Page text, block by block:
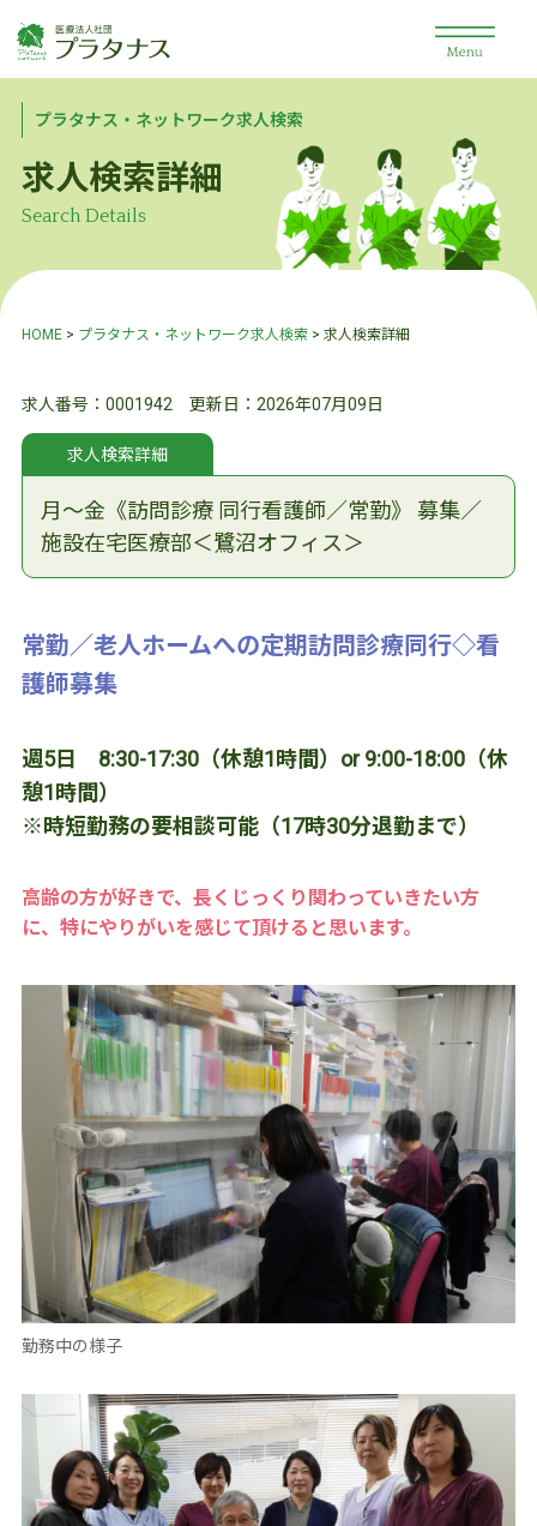
プラタナス・ネットワーク求人検索
求人検索詳細
Search Details
HOME> プラタナス・ネットワーク求人検索> 求人検索詳細
求人番号：0001942 更新日：2026年07月09日
求人検索詳細
月～金《訪問診療 同行看護師／常勤》 募集／
施設在宅医療部＜鷺沼オフィス＞
常勤／老人ホームへの定期訪問診療同行◇看
護師募集
週5日 8:30-17:30（休憩1時間）or 9:00-18:00（休
憩1時間）
※時短勤務の要相談可能（17時30分退勤まで）
高齢の方が好きで、長くじっくり関わっていきたい方
に、特にやりがいを感じて頂けると思います。
勤務中の様子